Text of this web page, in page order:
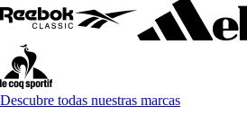
Descubre todas nuestras marcas